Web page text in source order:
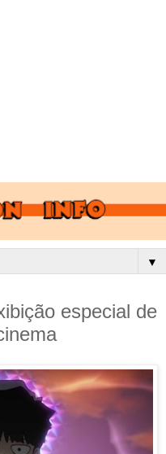
▼
especial de